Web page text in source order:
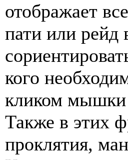
отображает все
пати или рейд
кого
кликом
Также в этих
проклятия,